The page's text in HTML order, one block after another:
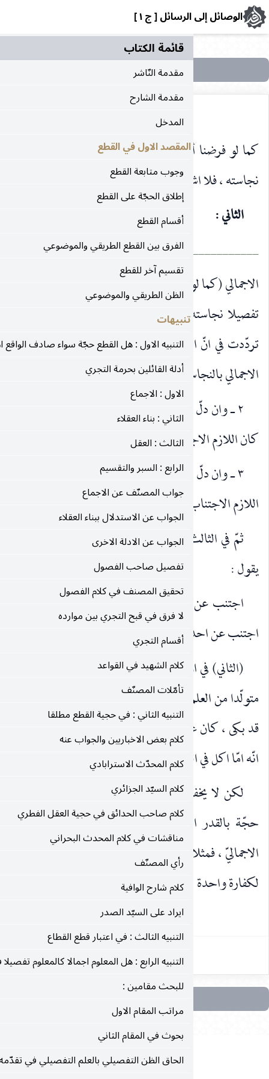
[ ج ١ ]
مقدمة الشارح
المقصد الاول في القطع
وجوب متابعة القطع
إطلاق الحجّة على القطع
أقسام القطع
الفرق بين القطع الطريقي والموضوعي
الظن الطريقي والموضوعي
تنبيهات
التنبيه الاول : هل القطع حجّة سواء صادف الواقع ام لا؟
أدلة القائلين بحرمة التجري
الثاني : بناء العقلاء
الثالث : العقل
الرابع : السبر والتقسيم
جواب المصنّف عن الاجماع
الجواب عن الاستدلال ببناء العقلاء
الجواب عن الادلة الاخرى
تفصيل صاحب الفصول
تحقيق المصنف في كلام الفصول
لا فرق في قبح التجري بين موارده
أقسام التجري
كلام الشهيد في القواعد
تأمّلات المصنّف
التنبيه الثاني : في حجية القطع مطلقا
كلام بعض الاخباريين والجواب عنه
كلام المحدّث الاسترابادي
كلام السيّد الجزائري
كلام صاحب الحدائق في حجية العقل الفطري
مناقشات في كلام المحدث البحراني
رأي المصنّف
كلام شارح الوافية
ايراد على السيّد الصدر
التنبيه الثالث : في اعتبار قطع القطاع
التنبيه الرابع : هل المعلوم اجمالا كالمعلوم تفصيلا في الاعتبار؟
للبحث مقامين :
مراتب المقام الاول
بحوث في المقام الثاني
الحاق الظن التفصيلي بالعلم التفصيلي في تقدّمه على العلم الاجمالي
الشارع لم يحكم بوجوب الاجتناب إلّا عمّا علم تفصيلا
في عدم اعتبار العلم الاجماليّ بالنجاسة.
فرضنا ان الشارع لم يحكم بوجوب الاجتناب ، الّا عمّا علم
قال : اجتنب عن النجس المعلوم تفصيلا ، لا ما اذا
هذا الاناء او ذاك (فلا اشكال في عدم اعتبار العلم
في احد الإناءين.
على ان الموضوع اعمّ من العلم التفصيلي او الاجمالي ،
عن المعلوم تفصيلا وعن المعلوم اجمالا معا.
على ان الموضوع هو العلم الاجمالي لا التفصيلي ، كان
المعلوم اجمالا لا المعلوم تفصيلا.
قد يقول : اجتنب عن كلّ من طرفي العلم الاجمالي ، وقد
المعيّن ، كالاناء الاحمر لا الابيض ، وقد يقول :
، فالاقسام في العلم الموضوعي خمسة.
العلم التفصيلي ـ الذي هو طريقي ـ حجّة مطلقا وان كان
، فاذا علم مثلا بأنّه : امّا قد ضحك في صلاته ، او
بالبطلان ، لانّ كلّ واحد منهما مبطل ، وكذلك اذا علم
او شرب.
العلم التفصيلي المتولّد من العلم الاجمالي انّما يكون
، لا بالقدر المختصّ بكلّ طرف من اطراف العلم
: الافطار بلا عذر بشرب الماء في نهار شهر رمضان موجب
وأكل
٢٥٦